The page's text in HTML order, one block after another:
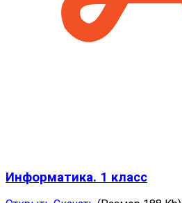
Информатика. 1 класс